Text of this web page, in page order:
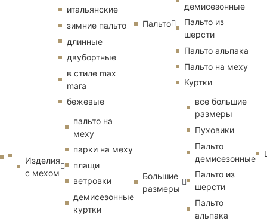
итальянские
зимние пальто
длинные
двубортные
в стиле max
mara
бежевые
Изделия
с мехом
пальто на
меху
парки на меху
плащи
ветровки
демисезонные
куртки
Пальто
демисезонные
Пальто из
шерсти
Пальто альпака
Пальто на меху
Куртки
Большие
размеры
все большие
размеры
Пуховики
Пальто
демисезонные
Пальто из
шерсти
Пальто
альпака